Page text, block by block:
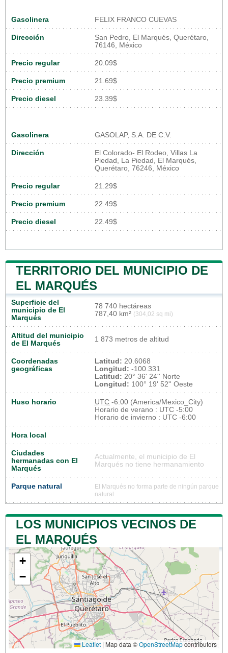
Gasolinera FELIX FRANCO CUEVAS
Dirección
San Pedro, El Marqués, Querétaro,
76146, México
Precio regular 20.09$
Precio premium 21.69$
Precio diesel 23.39$
Gasolinera GASOLAP, S.A. DE C.V.
Dirección
El Colorado- El Rodeo, Villas La
Piedad, La Piedad, El Marqués,
Querétaro, 76246, México
Precio regular 21.29$
Precio premium 22.49$
Precio diesel 22.49$
TERRITORIO DEL MUNICIPIO DE
EL MARQUÉS
Superficie del
municipio de El
Marqués
78 740 hectáreas
787,40 km² (304,02 sq mi)
Altitud del municipio
de El Marqués
1 873 metros de altitud
Coordenadas
geográficas
Latitud: 20.6068
Longitud: -100.331
Latitud: 20° 36' 24'' Norte
Longitud: 100° 19' 52'' Oeste
Huso horario UTC -6:00 (America/Mexico_City)
Horario de verano : UTC -5:00
Horario de invierno : UTC -6:00
Hora local
Ciudades
hermanadas con El
Marqués
Actualmente, el municipio de El
Marqués no tiene hermanamiento
Parque natural
El Marqués no forma parte de ningún parque
natural
LOS MUNICIPIOS VECINOS DE
EL MARQUÉS
+
−
Leaflet | Map data ©OpenStreetMapcontributors